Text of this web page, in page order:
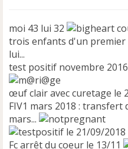
moi 43 lui 32
trois enfants d'un
lui...
test positif novembre
œuf clair avec curetage le
FIV1 mars 2018 : transfert
mars...
le 21/09/2018
Fc arrêt du coeur le 13/11